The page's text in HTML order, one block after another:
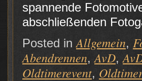
spannende
abschließenden
Posted in Allgemein,
Abendrennen, AvD,
Oldtimerevent,